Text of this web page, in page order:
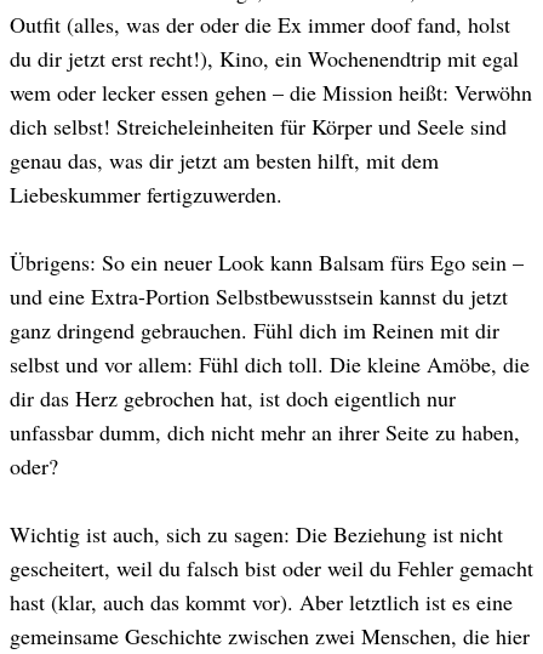
Outfit (alles, was der oder die Ex immer doof fand, holst
du dir jetzt erst recht!), Kino, ein Wochenendtrip mit egal
wem oder lecker essen gehen – die Mission heißt: Verwöhn
dich selbst! Streicheleinheiten für Körper und Seele sind
genau das, was dir jetzt am besten hilft, mit dem
Liebeskummer fertigzuwerden.
Übrigens: So ein neuer Look kann Balsam fürs Ego sein –
und eine Extra-Portion Selbstbewusstsein kannst du jetzt
ganz dringend gebrauchen. Fühl dich im Reinen mit dir
selbst und vor allem: Fühl dich toll. Die kleine Amöbe, die
dir das Herz gebrochen hat, ist doch eigentlich nur
unfassbar dumm, dich nicht mehr an ihrer Seite zu haben,
oder?
Wichtig ist auch, sich zu sagen: Die Beziehung ist nicht
gescheitert, weil du falsch bist oder weil du Fehler gemacht
hast (klar, auch das kommt vor). Aber letztlich ist es eine
gemeinsame Geschichte zwischen zwei Menschen, die hier